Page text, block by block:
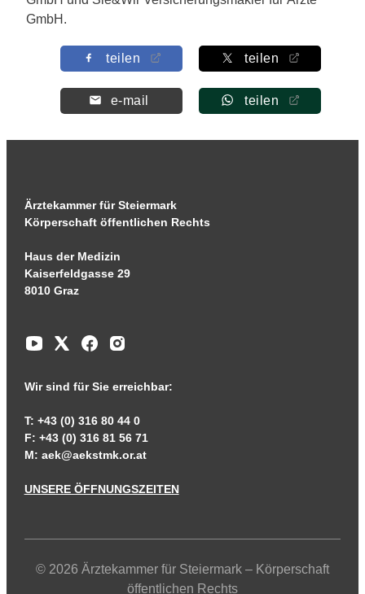
GmbH.
teilen teilen
e-mail teilen
Ärztekammer für Steiermark
Körperschaft öffentlichen Rechts
Haus der Medizin
Kaiserfeldgasse 29
8010 Graz
Wir sind für Sie erreichbar:
T: +43 (0) 316 80 44 0
F: +43 (0) 316 81 56 71
M: aek@aekstmk.or.at
UNSERE ÖFFNUNGSZEITEN
© 2026 Ärztekammer für Steiermark – Körperschaft
öffentlichen Rechts